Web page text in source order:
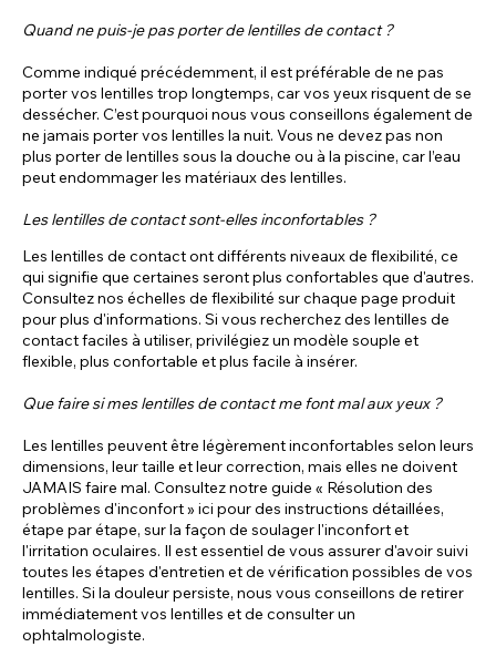
Quand ne puis-je pas porter de lentilles de contact ?
Comme indiqué précédemment, il est préférable de ne pas
porter vos lentilles trop longtemps, car vos yeux risquent de se
dessécher. C’est pourquoi nous vous conseillons également de
ne jamais porter vos lentilles la nuit. Vous ne devez pas non
plus porter de lentilles sous la douche ou à la piscine, car l’eau
peut endommager les matériaux des lentilles.
Les lentilles de contact sont-elles inconfortables ?
Les lentilles de contact ont différents niveaux de flexibilité, ce
qui signifie que certaines seront plus confortables que d'autres.
Consultez nos échelles de flexibilité sur chaque page produit
pour plus d'informations. Si vous recherchez des lentilles de
contact faciles à utiliser, privilégiez un modèle souple et
flexible, plus confortable et plus facile à insérer.
Que faire si mes lentilles de contact me font mal aux yeux ?
Les lentilles peuvent être légèrement inconfortables selon leurs
dimensions, leur taille et leur correction, mais elles ne doivent
JAMAIS faire mal. Consultez notre guide « Résolution des
problèmes d'inconfort » ici pour des instructions détaillées,
étape par étape, sur la façon de soulager l'inconfort et
l'irritation oculaires. Il est essentiel de vous assurer d'avoir suivi
toutes les étapes d'entretien et de vérification possibles de vos
lentilles. Si la douleur persiste, nous vous conseillons de retirer
immédiatement vos lentilles et de consulter un
ophtalmologiste.